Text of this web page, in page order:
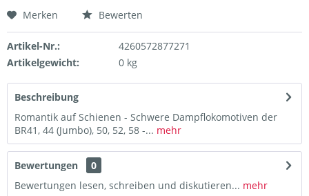
Merken Bewerten
Artikel-Nr.:
4260572877271
Artikelgewicht:
0 kg
Beschreibung
Romantik auf Schienen - Schwere Dampflokomotiven der
BR41, 44 (Jumbo), 50, 52, 58 -... mehr
Bewertungen
0
Bewertungen lesen, schreiben und diskutieren... mehr